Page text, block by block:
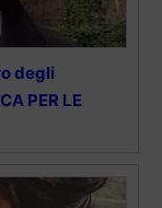
degli
PER LE